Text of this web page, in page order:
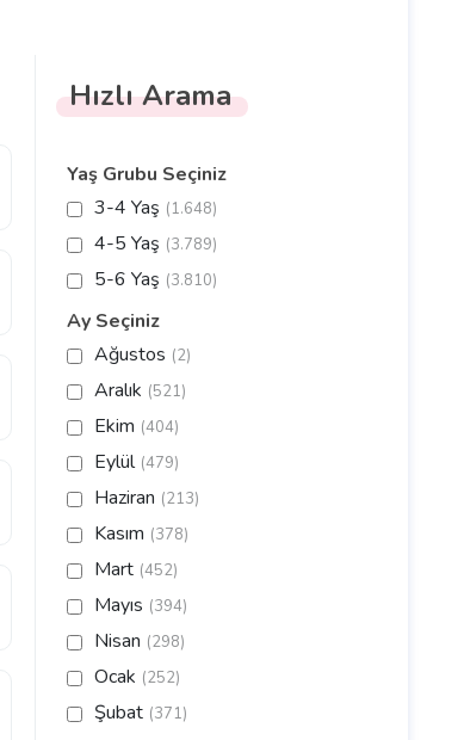
Hızlı Arama
Yaş Grubu Seçiniz
3-4 Yaş (1.648)
4-5 Yaş (3.789)
5-6 Yaş (3.810)
Ay Seçiniz
Ağustos (2)
Aralık (521)
Ekim (404)
Eylül (479)
Haziran (213)
Kasım (378)
Mart (452)
Mayıs (394)
Nisan (298)
Ocak (252)
Şubat (371)